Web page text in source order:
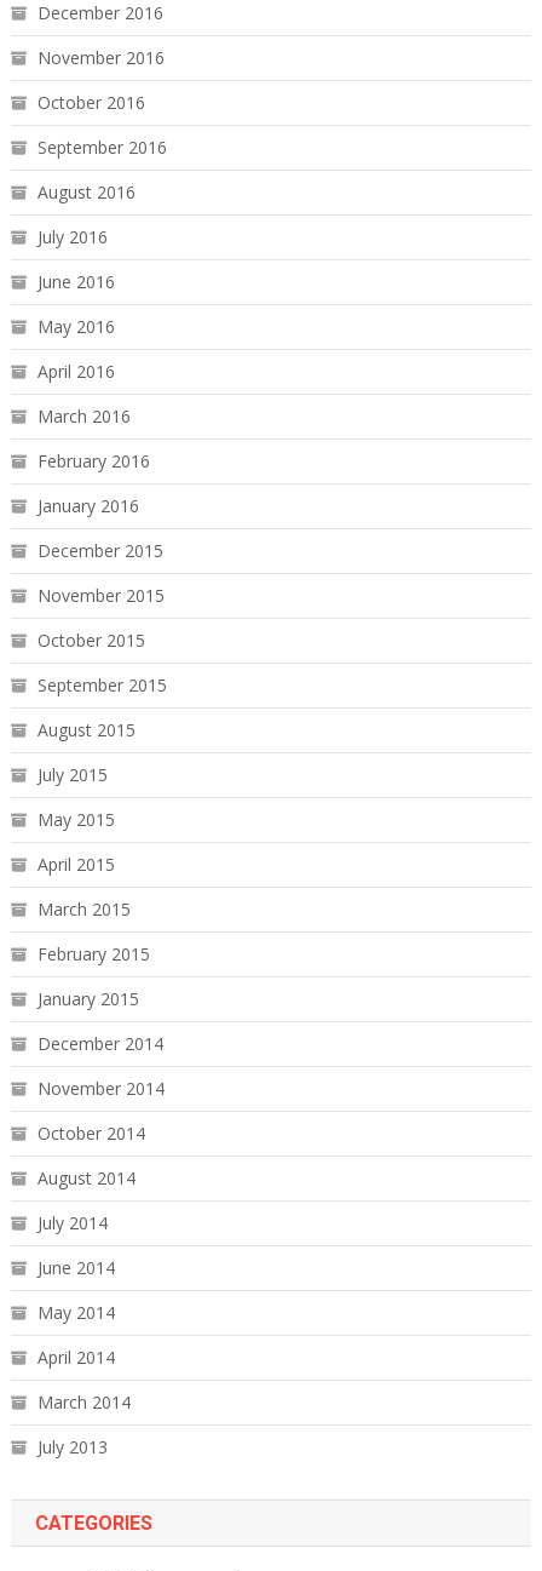
December 2016
November 2016
October 2016
September 2016
August 2016
July 2016
June 2016
May 2016
April 2016
March 2016
February 2016
January 2016
December 2015
November 2015
October 2015
September 2015
August 2015
July 2015
May 2015
April 2015
March 2015
February 2015
January 2015
December 2014
November 2014
October 2014
August 2014
July 2014
June 2014
May 2014
April 2014
March 2014
July 2013
CATEGORIES